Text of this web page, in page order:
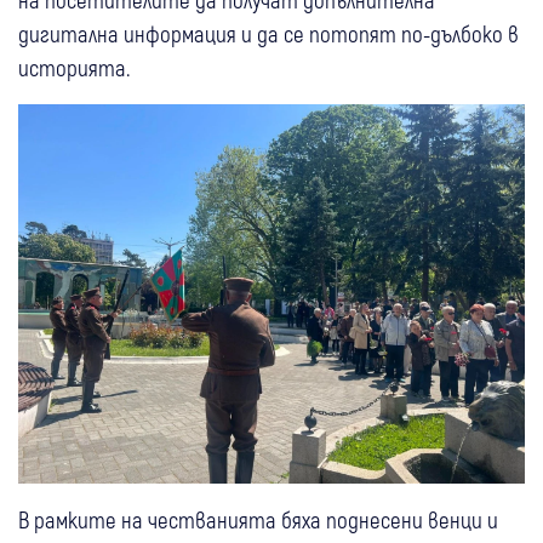
дигитална информация и да се потопят по-дълбоко в
историята.
В рамките на честванията бяха поднесени венци и